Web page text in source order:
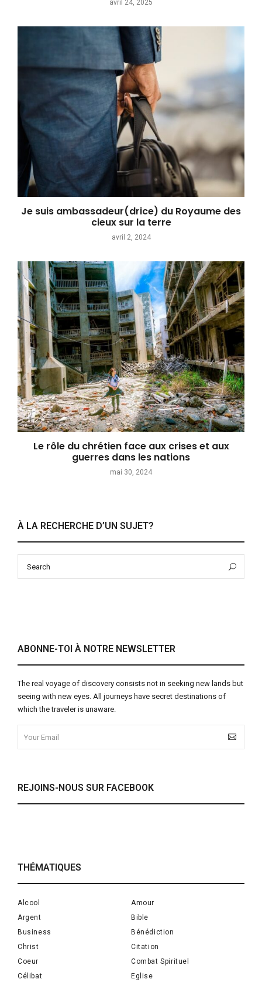
avril 24, 2025
Je suis ambassadeur(drice) du Royaume des
cieux sur la terre
avril 2, 2024
Le rôle du chrétien face aux crises et aux
guerres dans les nations
mai 30, 2024
À LA RECHERCHE D’UN SUJET?
ABONNE-TOI À NOTRE NEWSLETTER
The real voyage of discovery consists not in seeking new lands but
seeing with new eyes. All journeys have secret destinations of
which the traveler is unaware.
REJOINS-NOUS SUR FACEBOOK
THÉMATIQUES
Alcool
Amour
Argent
Bible
Business
Bénédiction
Christ
Citation
Coeur
Combat Spirituel
Célibat
Eglise